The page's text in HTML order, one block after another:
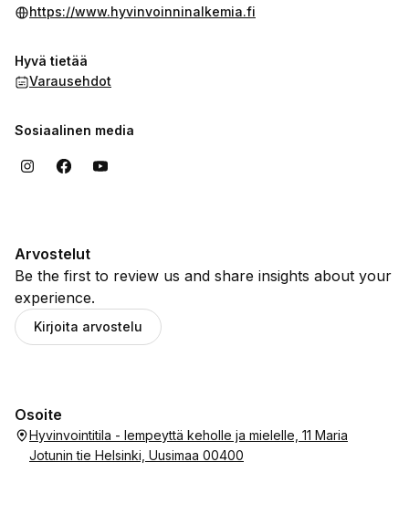
https://www.hyvinvoinninalkemia.fi
Hyvä tietää
Varausehdot
Sosiaalinen media
Arvostelut
Be the first to review us and share insights about your
experience.
Kirjoita arvostelu
Osoite
Hyvinvointitila - lempeyttä keholle ja mielelle, 11 Maria
Jotunin tie Helsinki, Uusimaa 00400